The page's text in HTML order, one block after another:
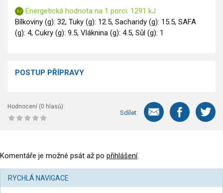
Energetická hodnota na 1 porci: 1291 kJ
Bílkoviny (g): 32, Tuky (g): 12.5, Sacharidy (g): 15.5, SAFA
(g): 4, Cukry (g): 9.5, Vláknina (g): 4.5, Sůl (g): 1
POSTUP PŘÍPRAVY
Hodnocení (0 hlasů):
Sdílet:
Komentáře je možné psát až po přihlášení.
RYCHLÁ NAVIGACE